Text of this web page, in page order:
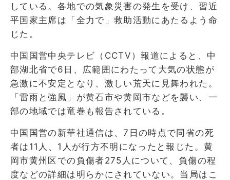
している。各地での気象災害の発生を受け、習近
平国家主席は「全力で」救助活動にあたるよう命
じた。
中国国営中央テレビ（CCTV）報道によると、中
部湖北省で6日、広範囲にわたって大気の状態が
急激に不安定となり、激しい荒天に見舞われた。
「雷雨と強風」が黄石市や黄岡市などを襲い、一
部の地域では竜巻も報告されている。
中国国営の新華社通信は、7日の時点で同省の死
者は11人、1人が行方不明になったと報じた。黄
岡市黄州区での負傷者275人について、負傷の程
度などの詳細は明らかにされていない。当局はこ